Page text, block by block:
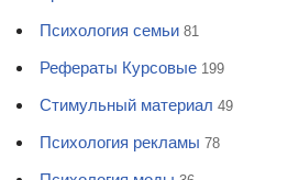
Психология семьи 81
Рефераты Курсовые 199
Стимульный материал 49
Психология рекламы 78